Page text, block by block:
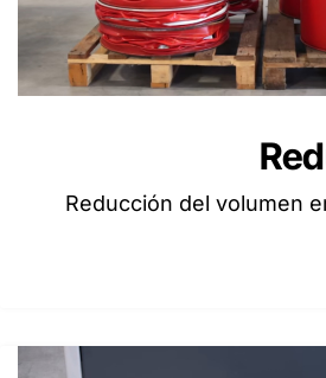
Reducción del volumen